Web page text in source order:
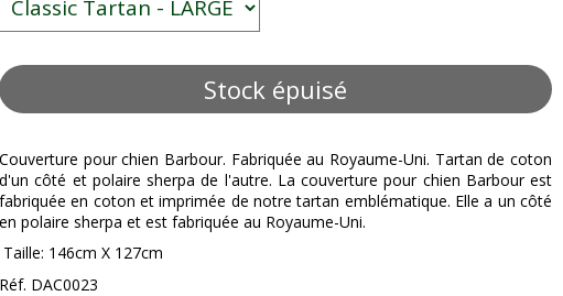
Stock épuisé
Couverture pour chien Barbour. Fabriquée au Royaume-Uni. Tartan de coton
d'un côté et polaire sherpa de l'autre. La couverture pour chien Barbour est
fabriquée en coton et imprimée de notre tartan emblématique. Elle a un côté
en polaire sherpa et est fabriquée au Royaume-Uni.
Taille: 146cm X 127cm
Réf. DAC0023